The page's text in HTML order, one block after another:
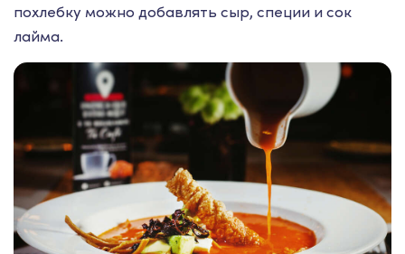
похлебку можно добавлять сыр, специи и сок
лайма.